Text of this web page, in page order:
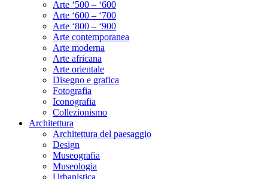
Arte ‘500 – ‘600
Arte ‘600 – ‘700
Arte ‘800 – ‘900
Arte contemporanea
Arte moderna
Arte africana
Arte orientale
Disegno e grafica
Fotografia
Iconografia
Collezionismo
Architettura
Architettura del paesaggio
Design
Museografia
Museologia
Urbanistica